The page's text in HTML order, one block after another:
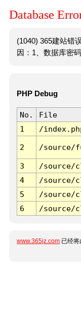
Database
(1040) 365建站错
因：1、数据库密
PHP Debug
No. File
1
/
2 /source/
3 /source/
4
/source/
5
/source/
6
/source/
www.365jz.com 已经